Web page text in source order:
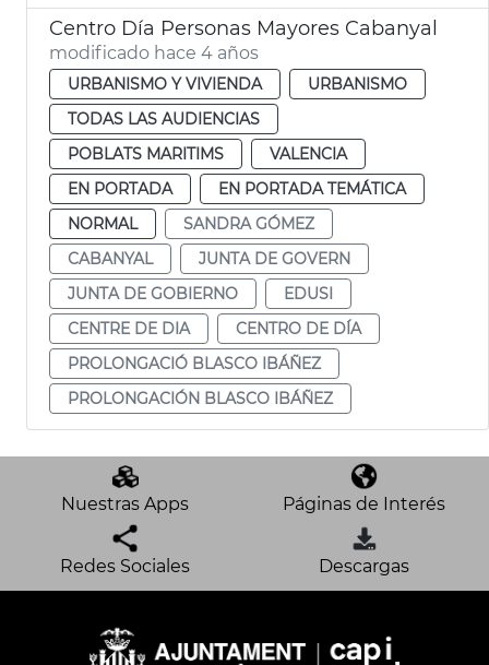
Centro Día Personas Mayores Cabanyal
modificado hace 4 años
URBANISMO Y VIVIENDA
URBANISMO
TODAS LAS AUDIENCIAS
POBLATS MARITIMS
VALENCIA
EN PORTADA
EN PORTADA TEMÁTICA
NORMAL
SANDRA GÓMEZ
CABANYAL
JUNTA DE GOVERN
JUNTA DE GOBIERNO
EDUSI
CENTRE DE DIA
CENTRO DE DÍA
PROLONGACIÓ BLASCO IBÁÑEZ
PROLONGACIÓN BLASCO IBÁÑEZ
Nuestras Apps Páginas de Interés
Redes Sociales Descargas